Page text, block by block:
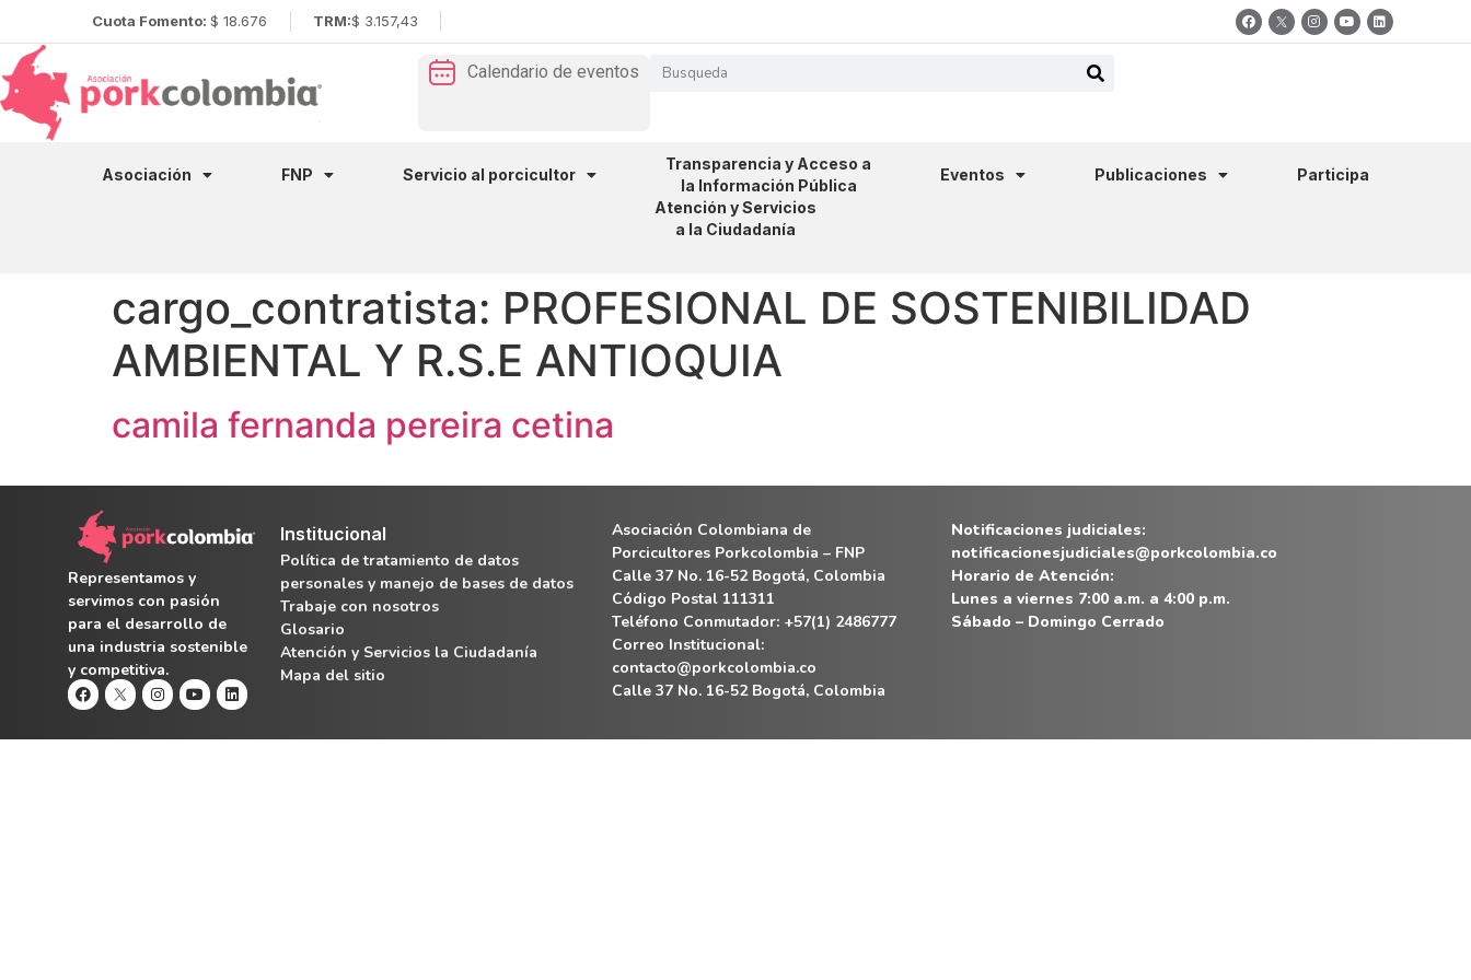
Cuota Fomento: $ 18.676 TRM:$ 3.157,43
Calendario de eventos
Asociación FNP Servicio al porcicultor
Transparencia y Acceso a
la Información Pública
Eventos Publicaciones
Participa
Atención y Servicios
a la Ciudadanía
cargo_contratista: PROFESIONAL DE SOSTENIBILIDAD
AMBIENTAL Y R.S.E ANTIOQUIA
camila fernanda pereira cetina
Representamos y
servimos con pasión
para el desarrollo de
una industria sostenible
y competitiva.
Institucional
Política de tratamiento de datos
personales y manejo de bases de datos
Trabaje con nosotros
Glosario
Atención y Servicios la Ciudadanía
Mapa del sitio
Asociación Colombiana de
Porcicultores Porkcolombia – FNP
Calle 37 No. 16-52 Bogotá, Colombia
Código Postal 111311
Teléfono Conmutador: +57(1) 2486777
Correo Institucional:
contacto@porkcolombia.co
Calle 37 No. 16-52 Bogotá, Colombia
Notificaciones judiciales:
notificacionesjudiciales@porkcolombia.co
Horario de Atención:
Lunes a viernes 7:00 a.m. a 4:00 p.m.
Sábado – Domingo Cerrado